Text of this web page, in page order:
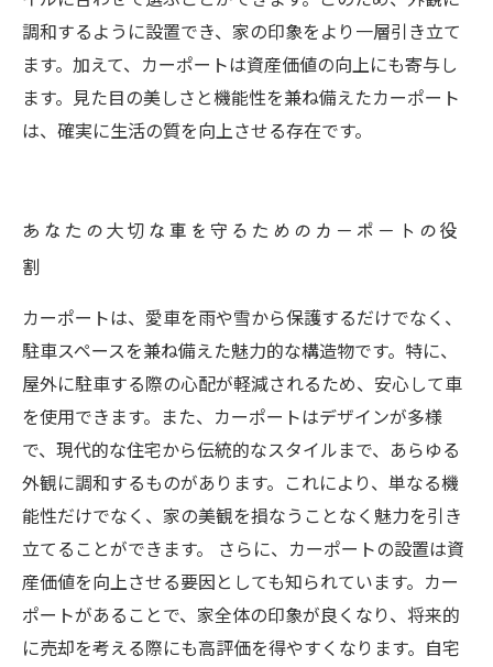
調和するように設置でき、家の印象をより一層引き立て
ます。加えて、カーポートは資産価値の向上にも寄与し
ます。見た目の美しさと機能性を兼ね備えたカーポート
は、確実に生活の質を向上させる存在です。
あなたの大切な車を守るためのカーポートの役
割
カーポートは、愛車を雨や雪から保護するだけでなく、
駐車スペースを兼ね備えた魅力的な構造物です。特に、
屋外に駐車する際の心配が軽減されるため、安心して車
を使用できます。また、カーポートはデザインが多様
で、現代的な住宅から伝統的なスタイルまで、あらゆる
外観に調和するものがあります。これにより、単なる機
能性だけでなく、家の美観を損なうことなく魅力を引き
立てることができます。 さらに、カーポートの設置は資
産価値を向上させる要因としても知られています。カー
ポートがあることで、家全体の印象が良くなり、将来的
に売却を考える際にも高評価を得やすくなります。自宅